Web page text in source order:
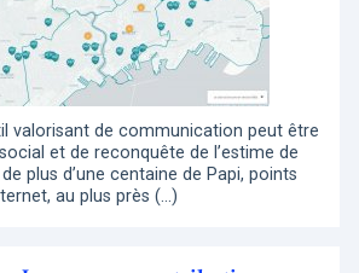
valorisant de communication peut être
et de reconquête de l’estime de
plus d’une centaine de Papi, points
au plus près (…)